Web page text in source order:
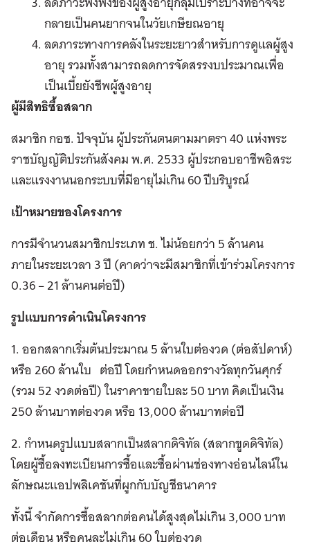
กลายเป็นคนยากจนในวัยเกษียณอายุ
ลดภาระทางการคลังในระยะยาวสำหรับการดูแลผู้สูง
อายุ รวมทั้งสามารถลดการจัดสรรงบประมาณเพื่อ
เป็นเบี้ยยังชีพผู้สูงอายุ
ผู้มีสิทธิซื้อสลาก
สมาชิก กอช. ปัจจุบัน ผู้ประกันตนตามมาตรา 40 แห่งพระ
ราชบัญญัติประกันสังคม พ.ศ. 2533 ผู้ประกอบอาชีพอิสระ
และแรงงานนอกระบบที่มีอายุไม่เกิน 60 ปีบริบูรณ์
เป้าหมายของโครงการ
การมีจำนวนสมาชิกประเภท ช. ไม่น้อยกว่า 5 ล้านคน
ภายในระยะเวลา 3 ปี (คาดว่าจะมีสมาชิกที่เข้าร่วมโครงการ
0.36 – 21 ล้านคนต่อปี)
รูปแบบการดำเนินโครงการ
1. ออกสลากเริ่มต้นประมาณ 5 ล้านใบต่องวด (ต่อสัปดาห์)
หรือ 260 ล้านใบ ต่อปี โดยกำหนดออกรางวัลทุกวันศุกร์
(รวม 52 งวดต่อปี) ในราคาขายใบละ 50 บาท คิดเป็นเงิน
250 ล้านบาทต่องวด หรือ 13,000 ล้านบาทต่อปี
2. กำหนดรูปแบบสลากเป็นสลากดิจิทัล (สลากขูดดิจิทัล)
โดยผู้ซื้อลงทะเบียนการซื้อและซื้อผ่านช่องทางอ่อนไลน์ใน
ลักษณะแอปพลิเคชันที่ผูกกับบัญชีธนาคาร
ทั้งนี้ จำกัดการซื้อสลากต่อคนได้สูงสุดไม่เกิน 3,000 บาท
ต่อเดือน หรือคนละไม่เกิน 60 ใบต่องวด